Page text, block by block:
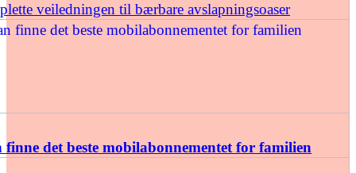
veiledningen til bærbare avslapningsoaser
det beste mobilabonnementet for familien